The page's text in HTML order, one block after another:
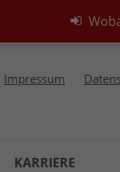
Impressum
KARRIERE